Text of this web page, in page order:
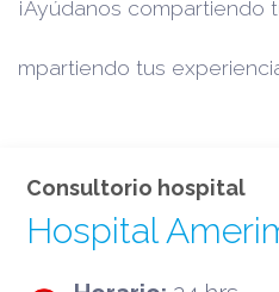
¡Ayúdanos compartiendo
mpartiendo tus
Consultorio hospital
Hospital